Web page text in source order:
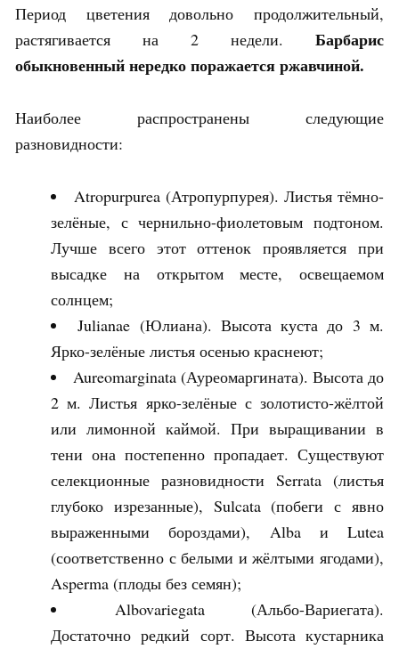
Период цветения довольно продолжительный,
растягивается на 2 недели. Барбарис
обыкновенныйнередко поражается ржавчиной.
Наиболее распространены следующие
разновидности:
Atropurpurea (Атропурпурея). Листья тёмно-
зелёные, с чернильно-фиолетовым подтоном.
Лучше всего этот оттенок проявляется при
высадке на открытом месте, освещаемом
солнцем;
Julianae (Юлиана). Высота куста до 3 м.
Ярко-зелёные листья осенью краснеют;
Aureomarginata (Ауреомаргината). Высота до
2 м. Листья ярко-зелёные с золотисто-жёлтой
или лимонной каймой. При выращивании в
тени она постепенно пропадает. Существуют
селекционные разновидности Serrata (листья
глубоко изрезанные), Sulcata (побеги с явно
выраженными бороздами), Alba и Lutea
(соответственно с белыми и жёлтыми ягодами),
Asperma (плоды без семян);
Albovariegata (Альбо-Вариегата).
Достаточно редкий сорт. Высота кустарника